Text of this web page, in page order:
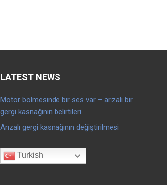
LATEST NEWS
Motor bölmesinde bir ses var – arızalı bir
gergi kasnağının belirtileri
Arızalı gergi kasnağının değiştirilmesi
Turkish